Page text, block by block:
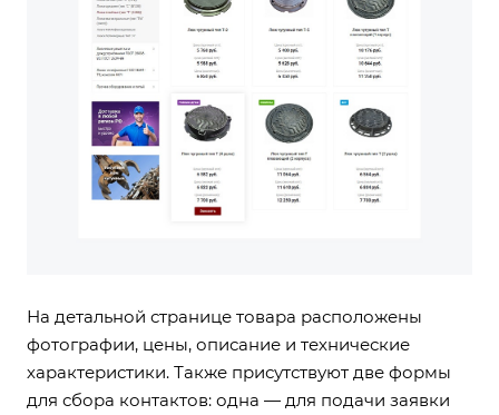
На детальной странице товара расположены
фотографии, цены, описание и технические
характеристики. Также присутствуют две формы
для сбора контактов: одна — для подачи заявки